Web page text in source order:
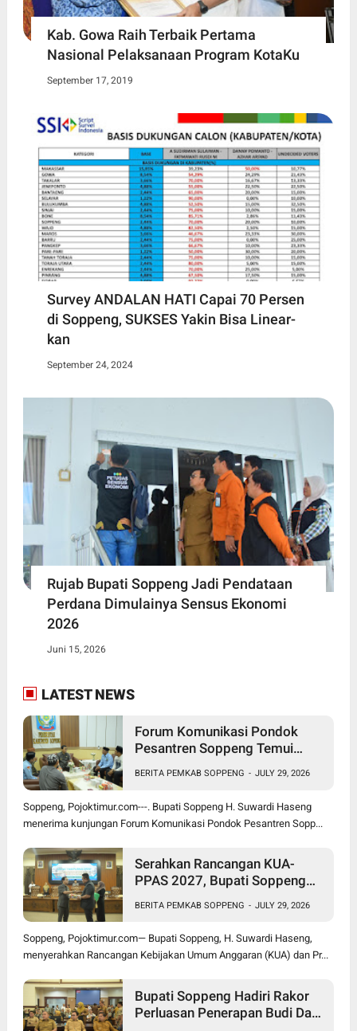
Kab. Gowa Raih Terbaik Pertama
Nasional Pelaksanaan Program KotaKu
September 17, 2019
Survey ANDALAN HATI Capai 70 Persen
di Soppeng, SUKSES Yakin Bisa Linear-
kan
September 24, 2024
Rujab Bupati Soppeng Jadi Pendataan
Perdana Dimulainya Sensus Ekonomi
2026
Juni 15, 2026
LATEST NEWS
Forum Komunikasi Pondok
Pesantren Soppeng Temui
BERITA PEMKAB SOPPENG - JULY 29, 2026
Soppeng, Pojoktimur.com---. Bupati Soppeng H. Suwardi Haseng
menerima kunjungan Forum Komunikasi Pondok Pesantren Sopp...
Serahkan Rancangan KUA-
PPAS 2027, Bupati Soppeng
Tengah Tekanan Fiskal
BERITA PEMKAB SOPPENG - JULY 29, 2026
Soppeng, Pojoktimur.com— Bupati Soppeng, H. Suwardi Haseng,
menyerahkan Rancangan Kebijakan Umum Anggaran (KUA) dan Pr...
Bupati Soppeng Hadiri Rakor
Perluasan Penerapan Budi Daya